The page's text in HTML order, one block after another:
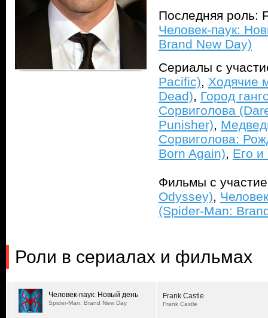
Последняя роль:
Человек-паук:
Brand New Day)
Сериалы с
Pacific), Ходячие
Dead), Город
Сорвиголова
Punisher),
Сорвиголова:
Born Again), Его и
Фильмы с
Odyssey),
(Spider-Man:
Роли в сериалах и фильмах
Человек-паук: Новый день
Spider-Man: Brand New Day
Frank Castle
Frank Castle